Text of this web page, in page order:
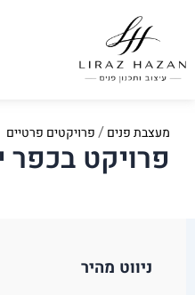
מעצבת פנים / פרויקטים פרטיים
פרויקט בכפר
ניווט מהיר